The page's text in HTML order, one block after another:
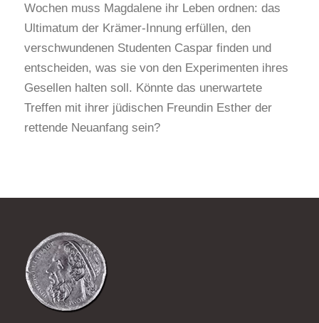
Wochen muss Magdalene ihr Leben ordnen: das
Ultimatum der Krämer-Innung erfüllen, den
verschwundenen Studenten Caspar finden und
entscheiden, was sie von den Experimenten ihres
Gesellen halten soll. Könnte das unerwartete
Treffen mit ihrer jüdischen Freundin Esther der
rettende Neuanfang sein?